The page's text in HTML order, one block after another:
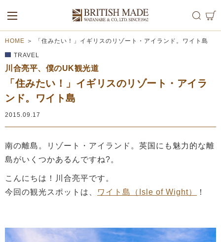
ALL MEN
WOMEN
HOME ＞ 「住みたい！」イギリスのリゾート・アイランド。ワイト島
TRAVEL
川合亮平、僕のUK観光道
「住みたい！」イギリスのリゾート・アイラ
ンド。ワイト島
2015.09.17
南の離島。リゾート・アイランド。英国にも魅力的な離
島がいくつかあるんですね?。
こんにちは！川合亮平です。
今回の観光スポットは、
ワイト島（Isle of Wight） ！